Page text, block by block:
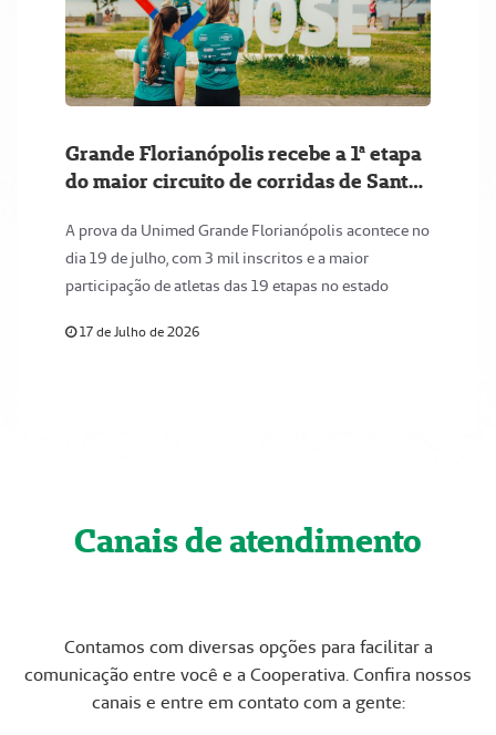
Grande Florianópolis recebe a 1ª etapa
do maior circuito de corridas de Santa
A prova da Unimed Grande Florianópolis acontece no
dia 19 de julho, com 3 mil inscritos e a maior
participação de atletas das 19 etapas no estado
17 de Julho de 2026
Canais de atendimento
Contamos com diversas opções para facilitar a
comunicação entre você e a Cooperativa. Confira nossos
canais e entre em contato com a gente: